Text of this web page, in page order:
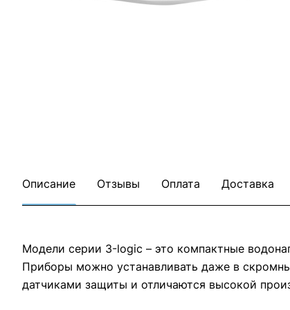
Описание Отзывы Оплата Доставка
Модели серии 3-logic – это компактные
Приборы можно устанавливать даже в
датчиками защиты и отличаются высокой